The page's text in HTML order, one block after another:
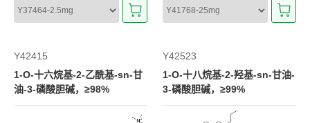
Y42415
1-O-十六烷基-2-乙酰基-sn-甘
油-3-磷酸胆碱，≥98%
Y42523
1-O-十八烷基-2-羟基-sn-甘油-
3-磷酸胆碱，≥99%